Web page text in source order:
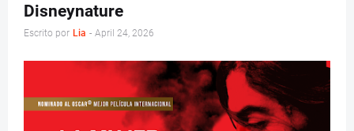
Disneynature
Escrito por Lia - April 24, 2026